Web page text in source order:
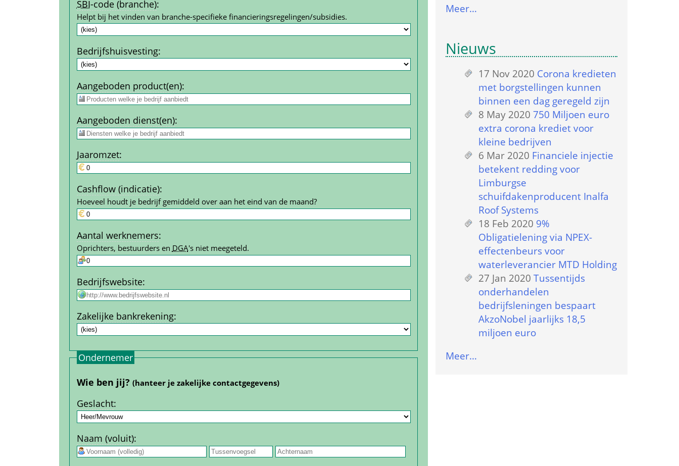
SBI-code (branche):
Helpt bij het vinden van branche-specifieke financierings­regelingen/subsidies.
Bedrijfshuisvesting:
Aangeboden product(en):
Aangeboden dienst(en):
Jaar­omzet:
Cashflow (indicatie):
Hoeveel houdt je bedrijf gemiddeld over aan het eind van de maand?
Aantal werk­nemers:
Oprichters, bestuurders en DGA's niet meegeteld.
Bedrijfs­website:
Zakelijke bank­rekening:
Ondernemer
Wie ben jij? (hanteer je zakelijke contact­gegevens)
Geslacht:
Naam (voluit):
Meer…
Nieuws
17 Nov 2020 Corona kredieten
met borgstellingen kunnen
binnen een dag geregeld zijn
8 May 2020 750 Miljoen euro
extra corona krediet voor
kleine bedrijven
6 Mar 2020 Financiele injectie
betekent redding voor
Limburgse
schuifdakenproducent Inalfa
Roof Systems
18 Feb 2020 9%
Obligatielening via NPEX-
effectenbeurs voor
waterleverancier MTD Holding
27 Jan 2020 Tussentijds
onderhandelen
bedrijfsleningen bespaart
AkzoNobel jaarlijks 18,5
miljoen euro
Meer…